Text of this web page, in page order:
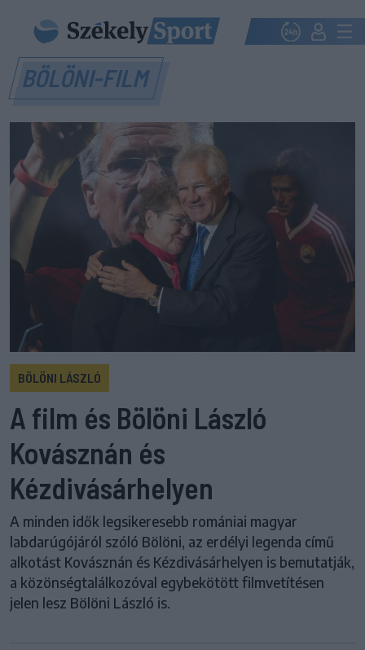
BÖLÖNI-FILM
BÖLÖNI LÁSZLÓ
A film és Bölöni László
Kovásznán és
Kézdivásárhelyen
A minden idők legsikeresebb romániai magyar
labdarúgójáról szóló Bölöni, az erdélyi legenda című
alkotást Kovásznán és Kézdivásárhelyen is bemutatják,
a közönségtalálkozóval egybekötött filmvetítésen
jelen lesz Bölöni László is.